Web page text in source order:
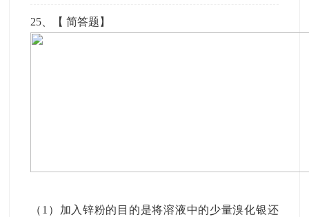
25 、【简答题 】
（1）加入锌粉的目的是将溶液中的少量溴化银还